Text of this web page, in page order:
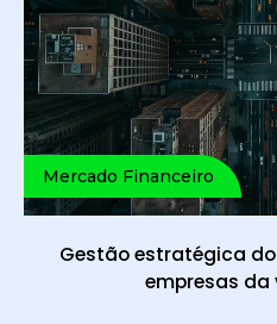
Mercado Financeiro
Gestão estratégica
empresas